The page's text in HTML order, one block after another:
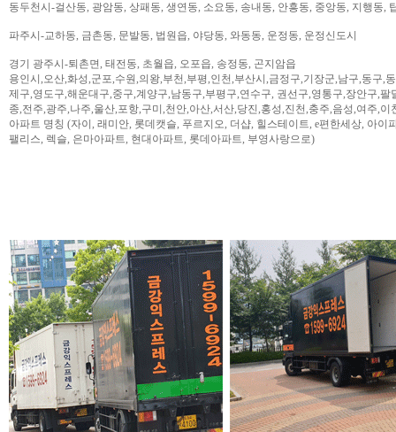
동두천시-걸산동, 광암동, 상패동, 생연동, 소요동, 송내동, 안흥동, 중앙동, 지행동,
파주시-교하동, 금촌동, 문발동, 법원읍, 야당동, 와동동, 운정동, 운정신도시
경기 광주시-퇴촌면, 태전동, 초월읍, 오포읍, 송정동, 곤지암읍
용인시,오산,화성,군포,수원,의왕,부천,부평,인천,부산시,금정구,기장군,남구,동구,
제구,영도구,해운대구,중구,계양구,남동구,부평구,연수구, 권선구,영통구,장안구,
종,전주,광주,나주,울산,포항,구미,천안,아산,서산,당진,홍성,진천,충주,음성,여주,이
아파트 명칭 (자이, 래미안, 롯데캣슬, 푸르지오, 더샵, 힐스테이트, e편한세상, 아이
팰리스, 렉슬, 은마아파트, 현대아파트, 롯데아파트, 부영사랑으로)